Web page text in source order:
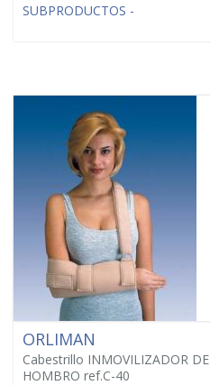
SUBPRODUCTOS -
ORLIMAN
Cabestrillo INMOVILIZADOR DE
HOMBRO ref.C-40